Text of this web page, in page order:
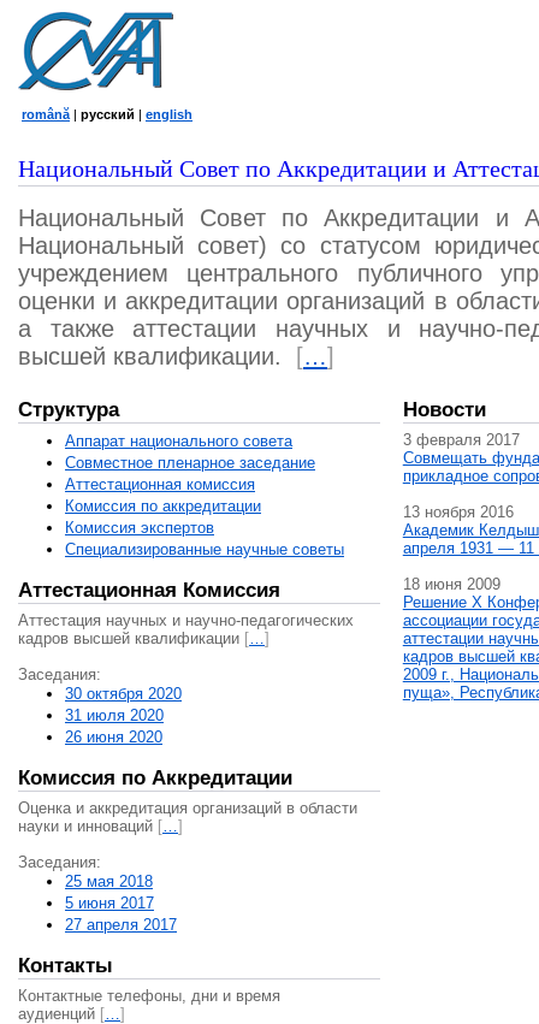
română | русский | english
Национальный Совет по Аккредитации и
Национальный Совет по Аккредитации и
Национальный совет) со статусом
учреждением центрального публичного
оценки и аккредитации организаций в
а также аттестации научных и научно-
высшей квалификации.
[…]
Структура
Аппарат национального совета
Совместное пленарное заседание
Аттестационная комисcия
Комиссия по аккредитации
Комиссия экспертов
Специализированные научные советы
Аттестационная Комиссия
Аттестация научных и научно-педагогических
кадров высшей квалификации […]
Заседания:
30 октября 2020
31 июля 2020
26 июня 2020
Комиссия по Аккредитации
Оценка и аккредитация организаций в области
науки и инноваций […]
Заседания:
25 мая 2018
5 июня 2017
27 апреля 2017
Контакты
Контактные телефоны, дни и время
аудиенций […]
Новости
3 февраля 2017
Совмещать
прикладное
13 ноября 2016
Академик
апреля 1931 — 11
18 июня 2009
Решение X
ассоциации
аттестации
кадров высшей
2009 г.,
пуща»,